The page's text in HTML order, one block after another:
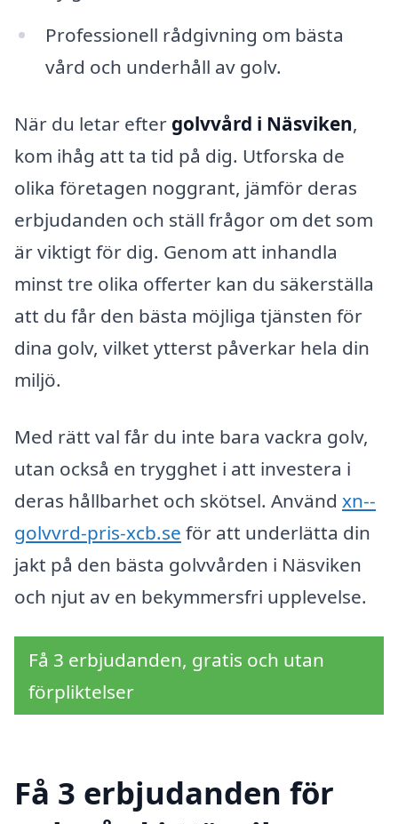
Professionell rådgivning om bästa
vård och underhåll av golv.
När du letar efter golvvård i Näsviken,
kom ihåg att ta tid på dig. Utforska de
olika företagen noggrant, jämför deras
erbjudanden och ställ frågor om det som
är viktigt för dig. Genom att inhandla
minst tre olika offerter kan du säkerställa
att du får den bästa möjliga tjänsten för
dina golv, vilket ytterst påverkar hela din
miljö.
Med rätt val får du inte bara vackra golv,
utan också en trygghet i att investera i
deras hållbarhet och skötsel. Använd xn--
golvvrd-pris-xcb.se för att underlätta din
jakt på den bästa golvvården i Näsviken
och njut av en bekymmersfri upplevelse.
Få 3 erbjudanden, gratis och utan
förpliktelser
Få 3 erbjudanden för